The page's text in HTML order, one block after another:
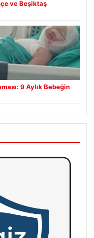
ve Beşiktaş
9 Aylık Bebeğin